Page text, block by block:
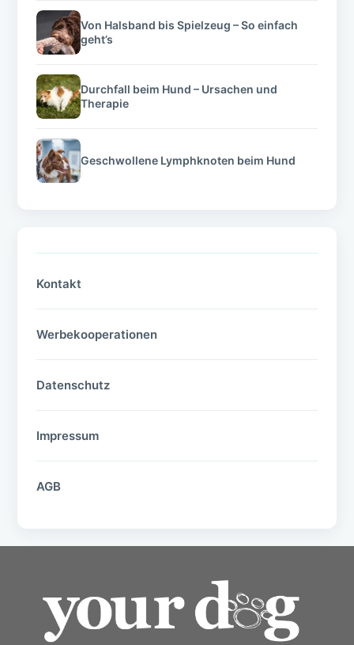
Von Halsband bis Spielzeug – So einfach
geht’s
Durchfall beim Hund – Ursachen und
Therapie
Geschwollene Lymphknoten beim Hund
Kontakt
Werbekooperationen
Datenschutz
Impressum
AGB